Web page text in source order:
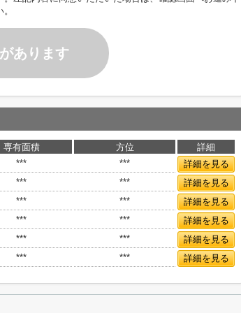
あります
専有面積 方位
詳細
*** ***
詳細を見る
*** ***
詳細を見る
*** ***
詳細を見る
*** ***
詳細を見る
*** ***
詳細を見る
*** *** 詳細を見る